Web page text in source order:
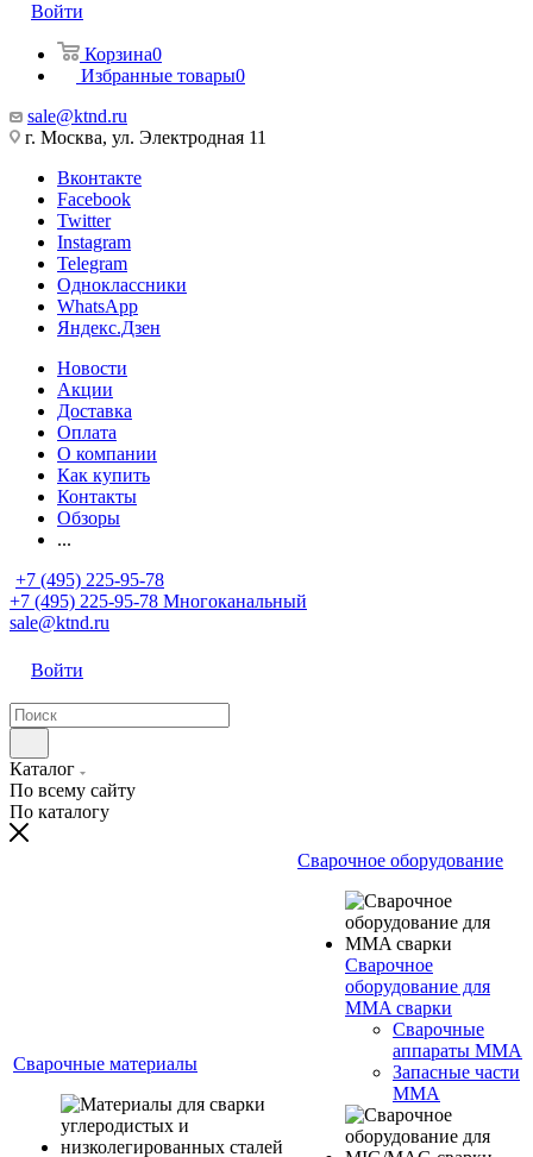
Войти
Корзина0
Избранные товары0
sale@ktnd.ru
г. Москва, ул. Электродная 11
Вконтакте
Facebook
Twitter
Instagram
Telegram
Одноклассники
WhatsApp
Яндекс.Дзен
Новости
Акции
Доставка
Оплата
О компании
Как купить
Контакты
Обзоры
...
+7 (495) 225-95-78
+7 (495) 225-95-78 Многоканальный
sale@ktnd.ru
Войти
Каталог
По всему сайту
По каталогу
Сварочные материалы
Сварочное оборудование
Сварочное
оборудование для
MMA сварки
Сварочные
аппараты MMA
Запасные части
MMA